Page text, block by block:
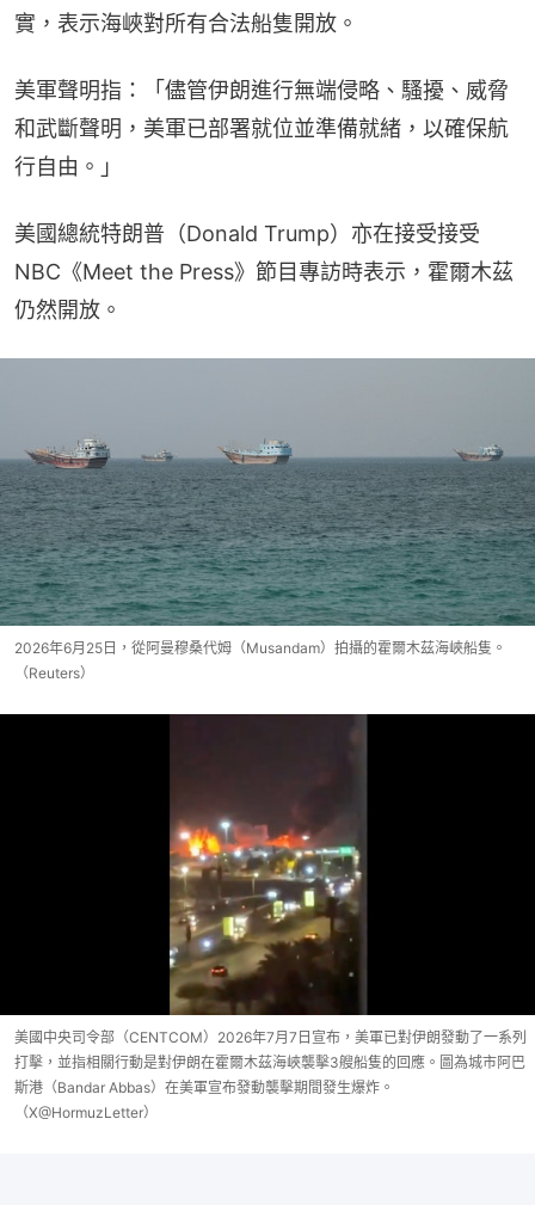
實，表示海峽對所有合法船隻開放。
美軍聲明指：「儘管伊朗進行無端侵略、騷擾、威脅
和武斷聲明，美軍已部署就位並準備就緒，以確保航
行自由。」
美國總統特朗普（Donald Trump）亦在接受接受
NBC《Meet the Press》節目專訪時表示，霍爾木茲
仍然開放。
2026年6月25日，從阿曼穆桑代姆（Musandam）拍攝的霍爾木茲海峽船隻。
（Reuters）
美國中央司令部（CENTCOM）2026年7月7日宣布，美軍已對伊朗發動了一系列
打擊，並指相關行動是對伊朗在霍爾木茲海峽襲擊3艘船隻的回應。圖為城市阿巴
斯港（Bandar Abbas）在美軍宣布發動襲擊期間發生爆炸。
（X@HormuzLetter）